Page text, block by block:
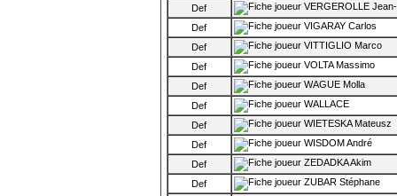
Def
VERGEROLLE
Def
VIGARAY Carlos
Def
VITTIGLIO Marco
Def
VOLTA Massimo
Def
WAGUE Molla
Def
WALLACE
Def
WIETESKA Mateusz
Def
WISDOM André
Def
ZEDADKA Akim
Def
ZUBAR Stéphane